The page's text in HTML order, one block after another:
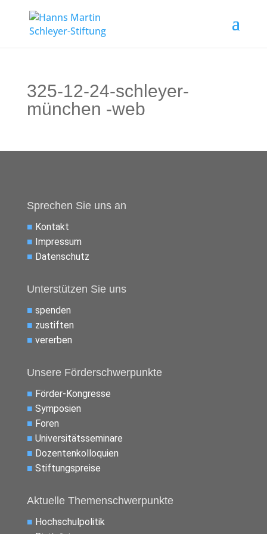
325-12-24-schleyer-
münchen -web
Sprechen Sie uns an
■ Kontakt
■ Impressum
■ Datenschutz
Unterstützen Sie uns
■ spenden
■ zustiften
■ vererben
Unsere Förderschwerpunkte
■ Förder-Kongresse
■ Symposien
■ Foren
■ Universitätsseminare
■ Dozentenkolloquien
■ Stiftungspreise
Aktuelle Themenschwerpunkte
■ Hochschulpolitik